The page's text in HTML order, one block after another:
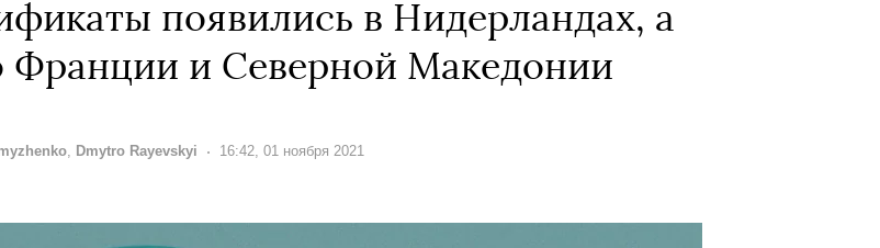
появились в Нидерландах, а
Франции и Северной Македонии
Dmytro Rayevskyi Дата:
16:42, 01 ноября 2021